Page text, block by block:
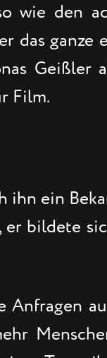
wie den
das ganze
Geißler
Film.
ihn ein
er bildete
Anfragen